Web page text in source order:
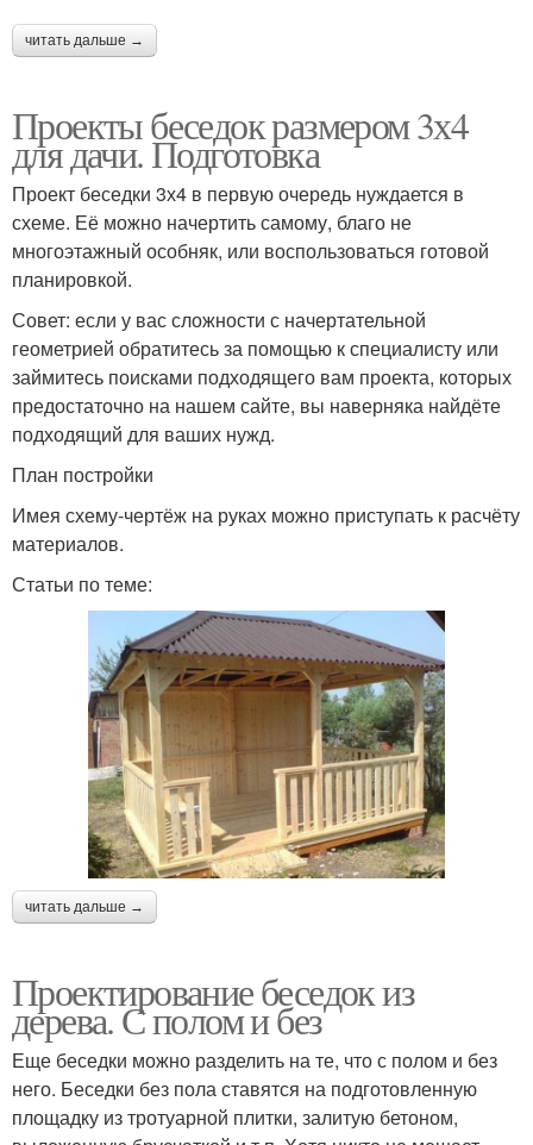
читать дальше →
Проекты беседок размером 3х4
для дачи. Подготовка
Проект беседки 3х4 в первую очередь нуждается в
схеме. Её можно начертить самому, благо не
многоэтажный особняк, или воспользоваться готовой
планировкой.
Совет: если у вас сложности с начертательной
геометрией обратитесь за помощью к специалисту или
займитесь поисками подходящего вам проекта, которых
предостаточно на нашем сайте, вы наверняка найдёте
подходящий для ваших нужд.
План постройки
Имея схему-чертёж на руках можно приступать к расчёту
материалов.
Статьи по теме:
читать дальше →
Проектирование беседок из
дерева. С полом и без
Еще беседки можно разделить на те, что с полом и без
него. Беседки без пола ставятся на подготовленную
площадку из тротуарной плитки, залитую бетоном,